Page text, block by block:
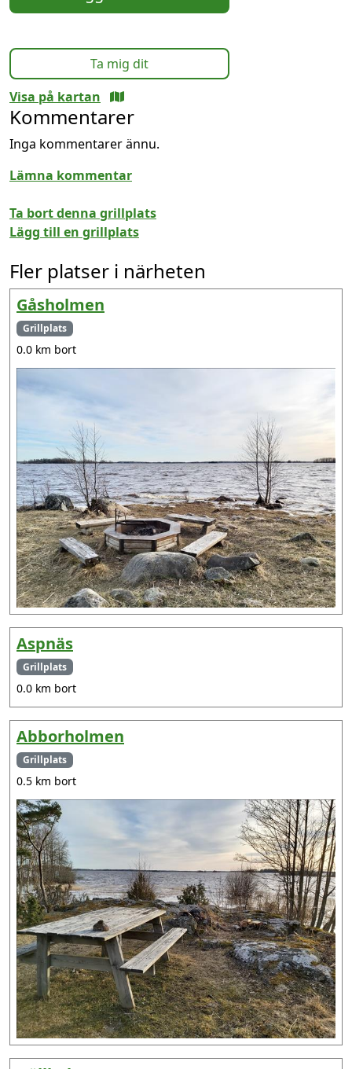
Ta mig dit
Visa på kartan
Kommentarer
Inga kommentarer ännu.
Lämna kommentar
Ta bort denna grillplats
Lägg till en grillplats
Fler platser i närheten
Gåsholmen
Grillplats
0.0 km bort
Aspnäs
Grillplats
0.0 km bort
Abborholmen
Grillplats
0.5 km bort